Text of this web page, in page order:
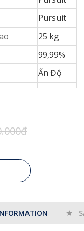
Pursuit
25 kg
99,99%
Ấn Độ